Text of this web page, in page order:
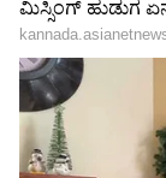
Image Credit : Sky
ಭಾರತ
ವೈಭವ್
ಸೋಶಿಯಲ್